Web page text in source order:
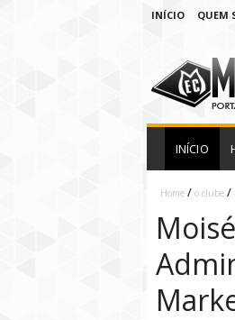
INÍCIO QUEM
INÍCIO
Home / o clube /